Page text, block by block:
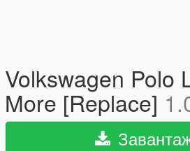
Volkswagen Polo
More [Replace]